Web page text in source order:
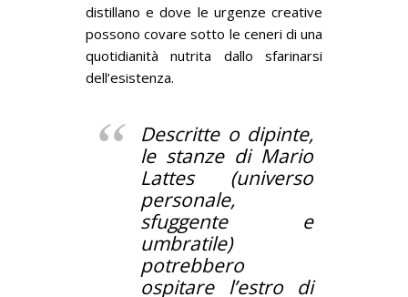
distillano e dove le urgenze creative
possono covare sotto le ceneri di una
quotidianità nutrita dallo sfarinarsi
dell’esistenza.
Descritte o dipinte,
le stanze di Mario
Lattes (universo
personale,
sfuggente e
umbratile)
potrebbero
ospitare l’estro di